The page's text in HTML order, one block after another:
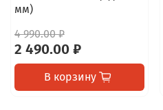
мм)
4 990.00 ₽
2 490.00 ₽
В корзину